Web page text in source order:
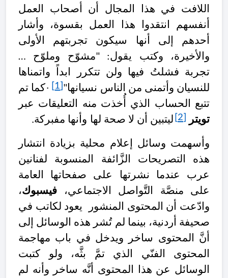
اللافت في هذا المجال أن أصحاب العمل
أنفسهم انتقدوا هذا العمل بقسوة، وأشار
أحدهم إلى أنها سيكون تجربتهم الأولى
والأخيرة، وكتب يقول: "مشوّح وملوّح …
تجربة فشلتُ فيها ولن تتكرر ابداً واتمناها
للنسيان وأتمنى من الناس نسيانها"[1]
. كما تم
تتبع الحساب الذي أُخذت منه التعليقات عبر
تويتر [2] ليتبين أن لا صحة لها وأنها مفبركة.
وأسهمت وسائل إعلام محلية بزيادة انتشار
هذه التصريحات الزَّائفة المنسوبة لفنانين
عرب عندما نشرتها على صفحاتها العامة
على منصَّة التَّواصل الاجتماعي، فيسبوك،
وادّعت أن المحتوى المنشور يعود لكاتب في
صحيفة أردنية، بينما لم تُشر هذه الوسائل إلى
أنَّ المحتوى ساخر ويدخل في باب مهاجمة
المحتوى الفنّي الذي تمَّ بثَّه، ولو كتبت
الوسائل عن هذا المحتوى أنَّه ساخر وأنه لم